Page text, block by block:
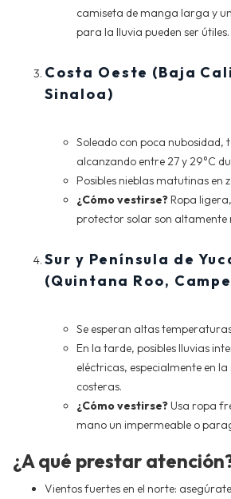
camiseta de manga larga y
para la lluvia pueden ser útiles.
Costa Oeste (Baja
Sinaloa)
Soleado con poca nubosidad,
alcanzando entre 27 y 29°C
Posibles nieblas matutinas en
¿Cómo vestirse? Ropa
protector solar son altamente
Sur y Península de
(Quintana Roo,
Se esperan altas
En la tarde, posibles lluvias
eléctricas, especialmente en
costeras.
¿Cómo vestirse? Usa ropa
mano un impermeable o
¿A qué prestar
Vientos fuertes en el norte: